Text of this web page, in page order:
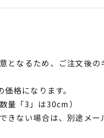
となるため、ご注文後の
格になります。
量「3」は30cm）
きない場合は、別途メー